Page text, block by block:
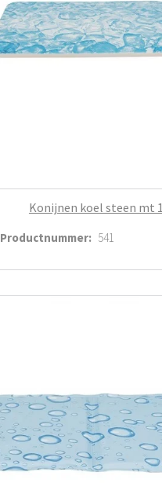
Konijnen koel steen mt 1
Productnummer: 541